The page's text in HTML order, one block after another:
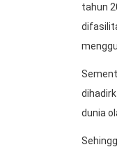
tahun
dunia